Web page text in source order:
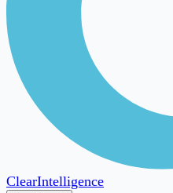
ClearIntelligence